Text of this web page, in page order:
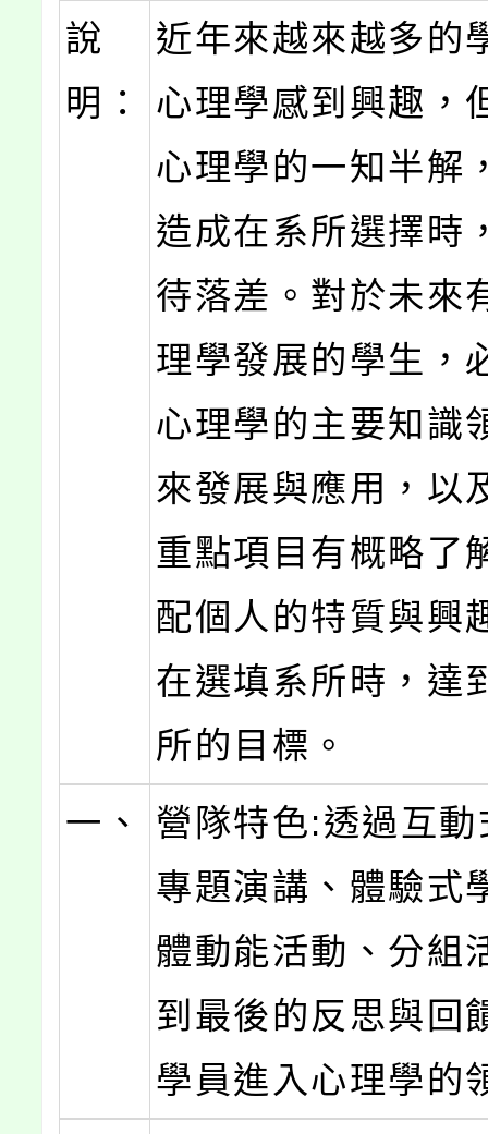
說
明：
近年來越來越多的
心理學感到興趣，
心理學的一知半解
造成在系所選擇時
待落差。對於未來
理學發展的學生，
心理學的主要知識
來發展與應用，以
重點項目有概略了
配個人的特質與興
在選填系所時，達
所的目標。
一、
營隊特色:透過互
專題演講、體驗式
體動能活動、分組
到最後的反思與回
學員進入心理學的